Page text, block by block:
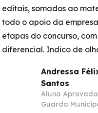
editais, somados ao
todo o apoio da
etapas do concurso,
diferencial. Indico de
Andressa
Santos
Aluna Aprovada
Guarda